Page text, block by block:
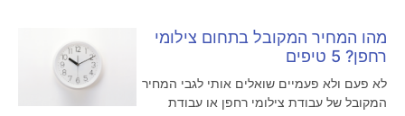
מהו המחיר המקובל בתחום צילומי
רחפן? 5 טיפים
לא פעם ולא פעמיים שואלים אותי לגבי המחיר
המקובל של עבודת צילומי רחפן או עבודת